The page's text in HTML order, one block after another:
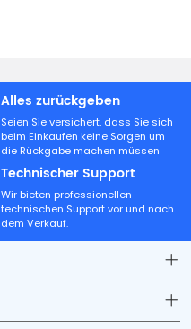
Alles zurückgeben
Seien Sie versichert, dass Sie sich
beim Einkaufen keine Sorgen um
die Rückgabe machen müssen
Technischer Support
Wir bieten professionellen
technischen Support vor und nach
dem Verkauf.